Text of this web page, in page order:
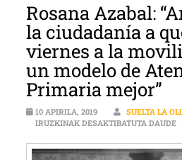
Rosana Azabal:
la ciudadanía a
viernes a la
un modelo de
Primaria mejor”
10 APIRILA, 2019 SUELTA LA
IRUZKINAK DESAKTIBATUTA DAUDE